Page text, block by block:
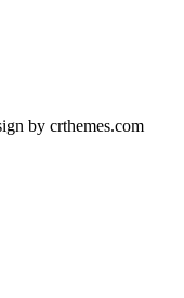
by crthemes.com